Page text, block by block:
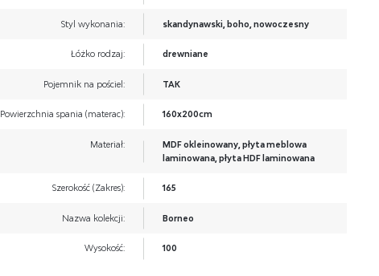
Styl wykonania: skandynawski, boho, nowoczesny
Łóżko rodzaj: drewniane
Pojemnik na pościel: TAK
Powierzchnia spania (materac): 160x200cm
Materiał:
MDF okleinowany, płyta meblowa
laminowana, płyta HDF laminowana
Szerokość (Zakres): 165
Nazwa kolekcji: Borneo
Wysokość: 100